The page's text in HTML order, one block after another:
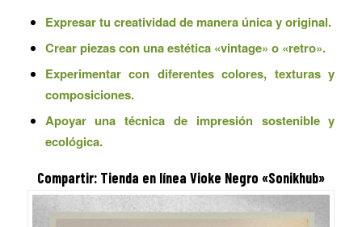
Expresar tu creatividad de manera única y original.
Crear piezas con una estética «vintage» o «retro».
Experimentar con diferentes colores, texturas y
composiciones.
Apoyar una técnica de impresión sostenible y
ecológica.
Compartir: Tienda en línea Vioke Negro «Sonikhub»